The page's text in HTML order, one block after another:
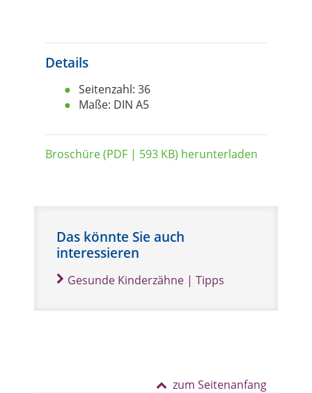
Details
Seitenzahl: 36
Maße: DIN A5
Broschüre (PDF | 593 KB) herunterladen
Das könnte Sie auch
interessieren
Gesunde Kinderzähne | Tipps
zum Seitenanfang